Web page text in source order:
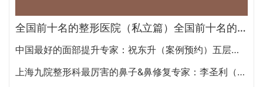
全国前十名的整形医院（私立篇）全国前十名的私立整形医院排名大全
中国最好的面部提升专家：祝东升（案例预约）五层面部提升怎么样？
上海九院整形科最厉害的鼻子&鼻修复专家：李圣利（简介、案例、预约）